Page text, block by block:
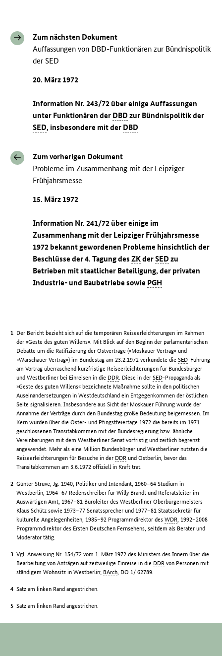
Zum nächsten Dokument
Auffassungen von DBD-Funktionären zur Bündnispolitik
der SED
20. März 1972
Information Nr. 243/72 über einige Auffassungen
unter Funktionären der DBD zur Bündnispolitik der
SED, insbesondere mit der DBD
Zum vorherigen Dokument
Probleme im Zusammenhang mit der Leipziger
Frühjahrsmesse
15. März 1972
Information Nr. 241/72 über einige im
Zusammenhang mit der Leipziger Frühjahrsmesse
1972 bekannt gewordenen Probleme hinsichtlich der
Beschlüsse der 4. Tagung desZKderSED zu
Betrieben mit staatlicher Beteiligung, der privaten
Industrie- und Baubetriebe sowie PGH
Der Bericht bezieht sich auf die temporären Reiseerleichterungen im Rahmen
der »Geste des guten Willens«. Mit Blick auf den Beginn der parlamentarischen
Debatte um die Ratifizierung der Ostverträge (»Moskauer Vertrag« und
»Warschauer Vertrag«) im Bundestag am 23.2.1972 verkündete dieSED-Führung
am Vortrag überraschend kurzfristige Reiseerleichterungen für Bundesbürger
und Westberliner bei Einreisen in die DDR. Diese in derSED-Propaganda als
»Geste des guten Willens« bezeichnete Maßnahme sollte in den politischen
Auseinandersetzungen in Westdeutschland ein Entgegenkommen der östlichen
Seite signalisieren. Insbesondere aus Sicht der Moskauer Führung wurde der
Annahme der Verträge durch den Bundestag große Bedeutung beigemessen. Im
Kern wurden über die Oster- und Pfingstfeiertage 1972 die bereits im 1971
geschlossenen Transitabkommen mit der Bundesregierung bzw. ähnliche
Vereinbarungen mit dem Westberliner Senat vorfristig und zeitlich begrenzt
angewendet. Mehr als eine Million Bundesbürger und Westberliner nutzten die
Reiseerleichterungen für Besuche in der DDR und Ostberlin, bevor das
Transitabkommen am 3.6.1972 offiziell in Kraft trat.
Günter Struve, Jg. 1940, Politiker und Intendant, 1960–64 Studium in
Westberlin, 1964–67 Redenschreiber für Willy Brandt und Referatsleiter im
Auswärtigen Amt, 1967–81 Büroleiter des Westberliner Oberbürgermeisters
Klaus Schütz sowie 1973–77 Senatssprecher und 1977–81 Staatssekretär für
kulturelle Angelegenheiten, 1985–92 Programmdirektor desWDR, 1992–2008
Programmdirektor des Ersten Deutschen Fernsehens, seitdem als Berater und
Moderator tätig.
Vgl. Anweisung Nr. 154/72 vom 1. März 1972 des Ministers des Innern über die
Bearbeitung von Anträgen auf zeitweilige Einreise in die DDR von Personen mit
ständigem Wohnsitz in Westberlin; BArch, DO 1/ 62789.
Satz am linken Rand angestrichen.
Satz am linken Rand angestrichen.